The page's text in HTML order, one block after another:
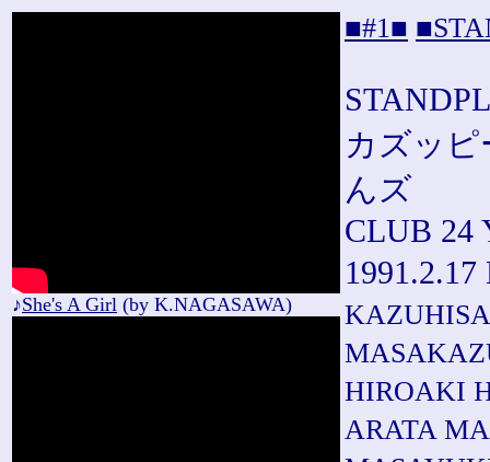
♪She's A Girl (by K.NAGASAWA)
■#1■
カズッ
んズ
CLUB 24
HIROAKI
ARATA